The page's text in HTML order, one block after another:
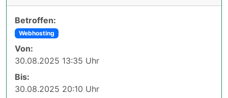
Betroffen:
Webhosting
Von:
30.08.2025 13:35 Uhr
Bis:
30.08.2025 20:10 Uhr